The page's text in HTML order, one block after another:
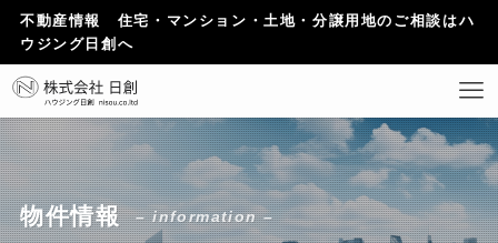
不動産情報 住宅・マンション・土地・分譲用地のご相談はハ
ウジング日創へ
物件情報 – information –